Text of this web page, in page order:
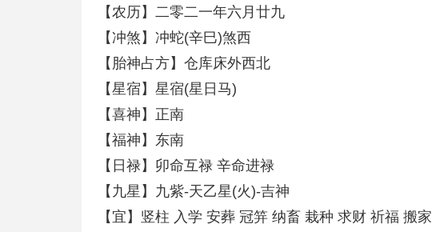
【农历】二零二一年六月廿九
【冲煞】冲蛇(辛巳)煞西
【胎神占方】仓库床外西北
【星宿】星宿(星日马)
【喜神】正南
【福神】东南
【日禄】卯命互禄 辛命进禄
【九星】九紫-天乙星(火)-吉神
【宜】竖柱 入学 安葬 冠笄 纳畜 栽种 求财 祈福 搬家